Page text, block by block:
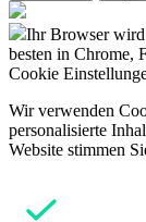
Ihr Browser
besten in Chrome,
Cookie
Wir verwenden
personalisierte
Website stimmen